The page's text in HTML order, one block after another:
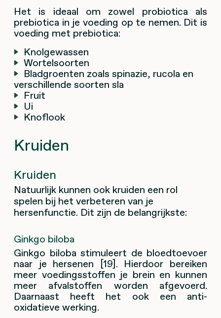
Het is ideaal om zowel probiotica als
prebiotica in je voeding op te nemen. Dit is
voeding met prebiotica:
Knolgewassen
Wortelsoorten
Bladgroenten zoals spinazie, rucola en
verschillende soorten sla
Fruit
Ui
Knoflook
Kruiden
Kruiden
Natuurlijk kunnen ook kruiden een rol
spelen bij het verbeteren van je
hersenfunctie. Dit zijn de belangrijkste:
Ginkgo biloba
Ginkgo biloba stimuleert de bloedtoevoer
naar je hersenen [19]. Hierdoor bereiken
meer voedingsstoffen je brein en kunnen
meer afvalstoffen worden afgevoerd.
Daarnaast heeft het ook een anti-
oxidatieve werking.